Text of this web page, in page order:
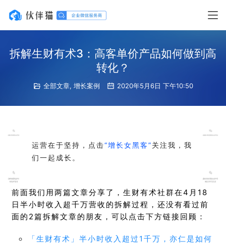
拆解生财有术3：高客单价产品如何做到高
转化？
全部文章, 增长案例 2020年5月6日 下午10:50
运营在于坚持，点击“增长女黑客”关注我，我
们一起成长。
前面我们用两篇文章分享了，生财有术社群在4月18
日半小时收入超千万营收的拆解过程，还没有看过前
面的2篇拆解文章的朋友，可以点击下方链接回顾：
「生财有术」半小时收入超过1千万，亦仁是如何